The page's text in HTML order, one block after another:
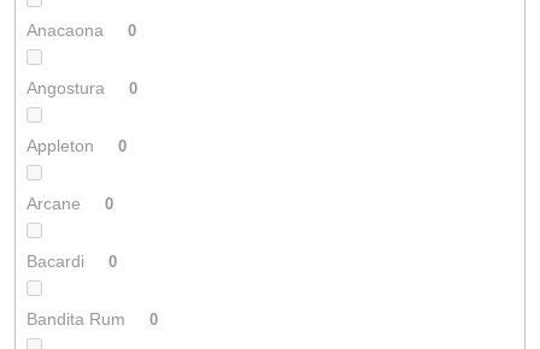
Anacaona 0
Angostura 0
Appleton 0
Arcane 0
Bacardi 0
Bandita Rum 0